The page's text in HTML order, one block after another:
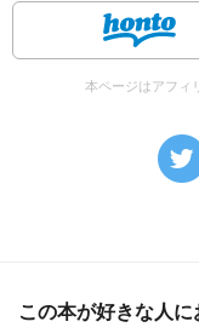
本ページはアフィ
この本が好きな人